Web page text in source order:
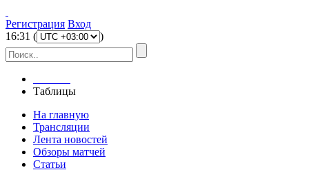
Регистрация Вход
16:31 ( )
Таблицы
На главную
Трансляции
Лента новостей
Обзоры матчей
Статьи